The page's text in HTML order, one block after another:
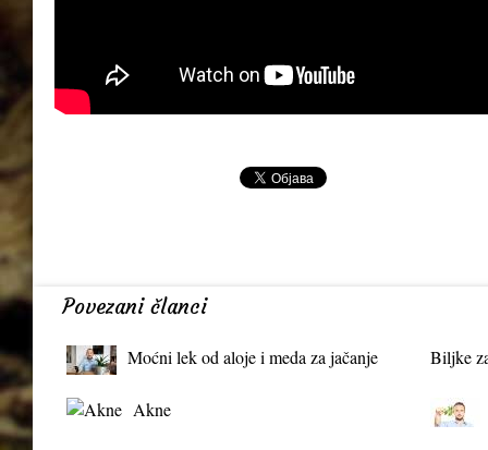
Povezani članci
Moćni lek od aloje i meda za jačanje
Biljke
Akne